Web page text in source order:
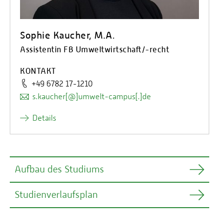
Sophie Kaucher, M.A.
Assistentin FB Umweltwirtschaft/-recht
KONTAKT
+49 6782 17-1210
s.kaucher[@]umwelt-campus[.]de
Details
Aufbau des Studiums
Die Ausbildung an der Hochschule erfolgt durch eine
ausführliche Vermittlung wissenschaftlicher und
Studienverlaufsplan